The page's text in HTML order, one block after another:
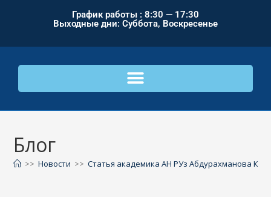
График работы : 8:30 — 17:30
Выходные дни: Суббота, Воскресенье
Блог
>> Новости >> Статья академика АН РУз Абдурахманова К.Х.